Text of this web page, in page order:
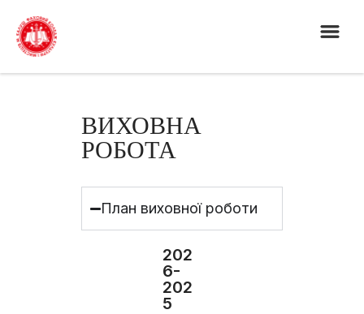
ВИХОВНА
РОБОТА
План виховної роботи
202
6-
202
5